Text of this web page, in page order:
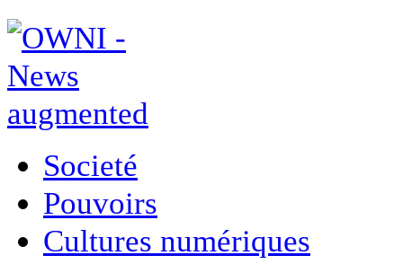
Societé
Pouvoirs
Cultures numériques